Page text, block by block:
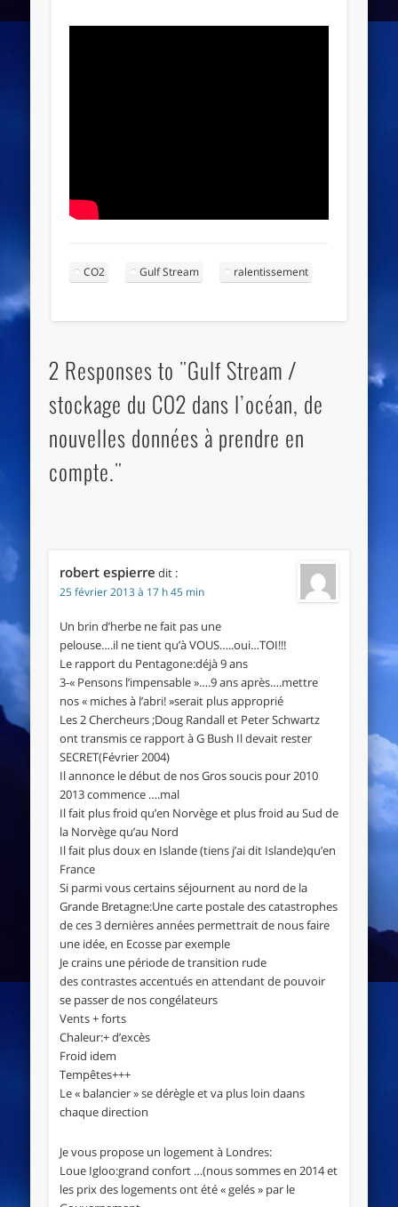
CO2 Gulf Stream ralentissement
2 Responses to "Gulf Stream /
stockage du CO2 dans l’océan, de
nouvelles données à prendre en
compte."
robert espierre dit :
25 février 2013 à 17 h 45 min
Un brin d’herbe ne fait pas une
pelouse….il ne tient qu’à VOUS…..oui…TOI!!!
Le rapport du Pentagone:déjà 9 ans
3-« Pensons l’impensable »….9 ans après….mettre
nos « miches à l’abri! »serait plus approprié
Les 2 Chercheurs ;Doug Randall et Peter Schwartz
ont transmis ce rapport à G Bush Il devait rester
SECRET(Février 2004)
Il annonce le début de nos Gros soucis pour 2010
2013 commence ….mal
Il fait plus froid qu’en Norvège et plus froid au Sud de
la Norvège qu’au Nord
Il fait plus doux en Islande (tiens j’ai dit Islande)qu’en
France
Si parmi vous certains séjournent au nord de la
Grande Bretagne:Une carte postale des catastrophes
de ces 3 dernières années permettrait de nous faire
une idée, en Ecosse par exemple
Je crains une période de transition rude
des contrastes accentués en attendant de pouvoir
se passer de nos congélateurs
Vents + forts
Chaleur:+ d’excès
Froid idem
Tempêtes+++
Le « balancier » se dérègle et va plus loin daans
chaque direction
Je vous propose un logement à Londres:
Loue Igloo:grand confort …(nous sommes en 2014 et
les prix des logements ont été « gelés » par le